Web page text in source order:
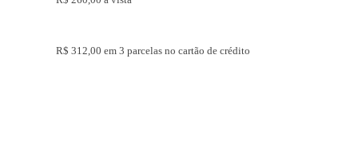
R$ 312,00 em 3 parcelas no cartão de crédito